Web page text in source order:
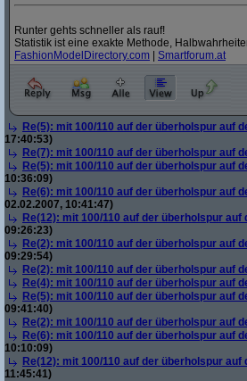
Runter gehts schneller als rauf!
Statistik ist eine exakte Methode,
FashionModelDirectory.com
Smartforum.at
Re(5): mit 100/110 auf der überholspur auf
17:40:53)
Re(7): mit 100/110 auf der überholspur auf
Re(5): mit 100/110 auf der überholspur auf
10:36:09)
Re(6): mit 100/110 auf der überholspur auf
02.02.2007, 10:41:47)
Re(12): mit 100/110 auf der überholspur
09:26:23)
Re(2): mit 100/110 auf der überholspur auf
09:29:54)
Re(2): mit 100/110 auf der überholspur auf
Re(4): mit 100/110 auf der überholspur auf
Re(5): mit 100/110 auf der überholspur auf
09:41:40)
Re(2): mit 100/110 auf der überholspur auf
Re(6): mit 100/110 auf der überholspur auf
10:10:09)
Re(12): mit 100/110 auf der überholspur
11:45:41)